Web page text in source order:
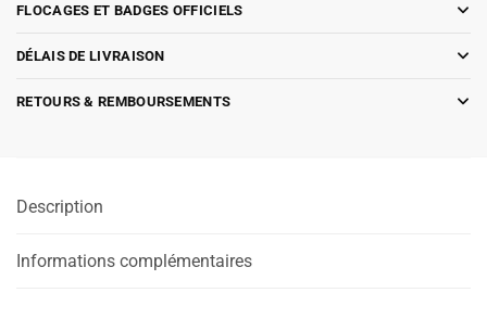
FLOCAGES ET BADGES OFFICIELS
DÉLAIS DE LIVRAISON
RETOURS & REMBOURSEMENTS
Description
Informations complémentaires